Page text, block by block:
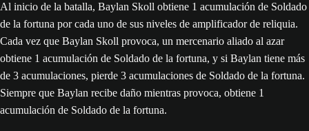
Al inicio de la batalla, Baylan Skoll obtiene 1 acumulación de Soldado
de la fortuna por cada uno de sus niveles de amplificador de reliquia.
Cada vez que Baylan Skoll provoca, un mercenario aliado al azar
obtiene 1 acumulación de Soldado de la fortuna, y si Baylan tiene más
de 3 acumulaciones, pierde 3 acumulaciones de Soldado de la fortuna.
Siempre que Baylan recibe daño mientras provoca, obtiene 1
acumulación de Soldado de la fortuna.